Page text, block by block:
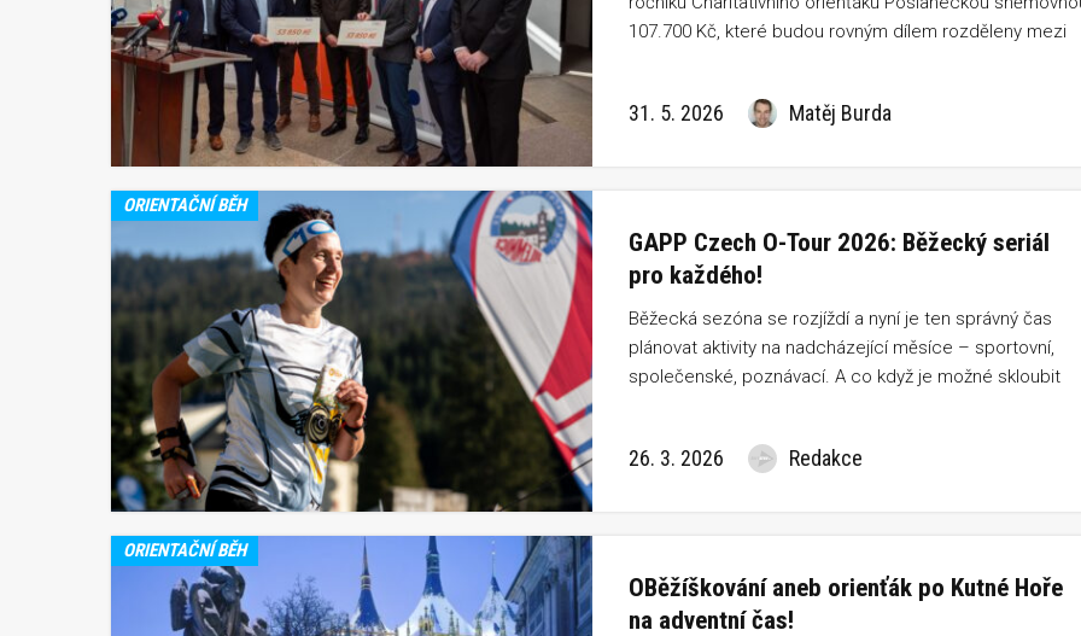
107.700 Kč, které budou rovným dílem rozděleny mezi
31. 5. 2026 Matěj Burda
ORIENTAČNÍ BĚH
GAPP Czech O-Tour 2026: Běžecký seriál
pro každého!
Běžecká sezóna se rozjíždí a nyní je ten správný čas
plánovat aktivity na nadcházející měsíce – sportovní,
společenské, poznávací. A co když je možné skloubit
skvělým příkladem, že to jde.
26. 3. 2026 Redakce
ORIENTAČNÍ BĚH
OBěžíškování aneb orienťák po Kutné Hoře
na adventní čas!